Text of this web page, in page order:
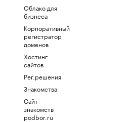
Облако для
бизнеса
Корпоративный
регистратор
доменов
Хостинг
сайтов
Рег.решения
Знакомства
Сайт
знакомств
podbor.ru